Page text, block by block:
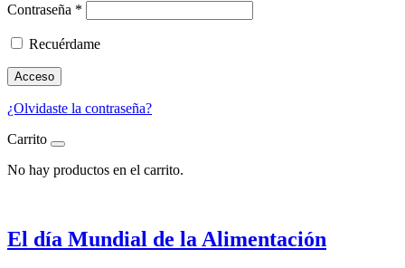
Contraseña *
Recuérdame
Acceso
¿Olvidaste la contraseña?
Carrito
No hay productos en el carrito.
El día Mundial de la Alimentación